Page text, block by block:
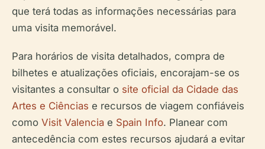
que terá todas as informações necessárias para
uma visita memorável.
Para horários de visita detalhados, compra de
bilhetes e atualizações oficiais, encorajam-se os
visitantes a consultar o site oficial da Cidade das
Artes e Ciências e recursos de viagem confiáveis
como Visit Valencia e Spain Info. Planear com
antecedência com estes recursos ajudará a evitar